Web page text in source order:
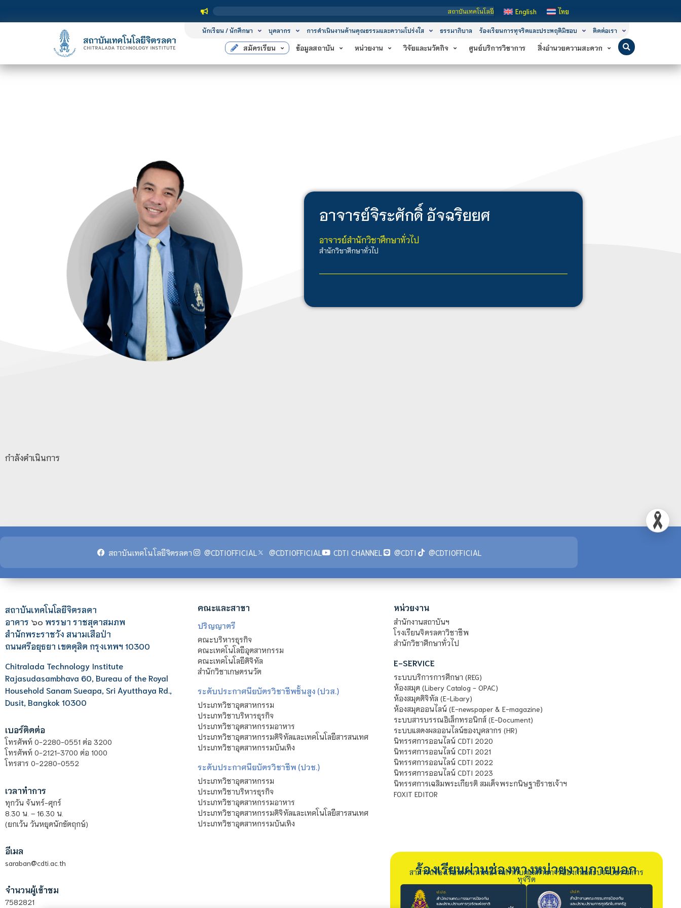
สถาบันเทคโนโลยีจิตรลดา เป็นสถาบันอุดมศึกษาในกำกับของรัฐ เปิดหลักสูตรการเรียนการส
English ไทย
นักเรียน / นักศึกษา บุคลากร การดำเนินงานด้านคุณธรรมและความโปร่งใส ธรรมาภิบาล ร้องเรียนการทุจริตและประพฤติมิชอบ ติดต่อเรา
สมัครเรียน ข้อมูลสถาบัน หน่วยงาน วิจัยและนวัตกิจ ศูนย์บริการวิชาการ สิ่งอำนวยความสะดวก
อาจารย์จิระศักดิ์ อัจฉริยยศ
อาจารย์สำนักวิชาศึกษาทั่วไป
สำนักวิชาศึกษาทั่วไป
กำลังดำเนินการ
สถาบันเทคโนโลยีจิตรลดา @CDTIOFFICIAL @CDTIOFFICIAL CDTI CHANNEL @CDTI @CDTIOFFICIAL
สถาบันเทคโนโลยีจิตรลดา
อาคาร ๖๐ พรรษา ราชสุดาสมภพ
สำนักพระราชวัง สนามเสือป่า
ถนนศรีอยุธยา เขตดุสิต กรุงเทพฯ 10300
Chitralada Technology Institute
Rajasudasambhava 60, Bureau of the Royal
Household Sanam Sueapa, Sri Ayutthaya Rd.,
Dusit, Bangkok 10300
เบอร์ติดต่อ
โทรศัพท์ 0-2280-0551 ต่อ 3200
โทรศัพท์ 0-2121-3700 ต่อ 1000
โทรสาร 0-2280-0552
เวลาทำการ
ทุกวัน จันทร์-ศุกร์
8.30 น. – 16.30 น.
(ยกเว้น วันหยุดนักขัตฤกษ์)
อีเมล
saraban@cdti.ac.th
จำนวนผู้เข้าชม
7582821
คณะและสาขา
ปริญญาตรี
คณะบริหารธุรกิจ
คณะเทคโนโลยีอุตสาหกรรม
คณะเทคโนโลยีดิจิทัล
สำนักวิชาเกษตรนวัต
ระดับประกาศนียบัตรวิชาชีพชั้นสูง (ปวส.)
ประเภทวิชาอุตสาหกรรม
ประเภทวิชาบริหารธุรกิจ
ประเภทวิชาอุตสาหกรรมอาหาร
ประเภทวิชาอุตสาหกรรมดิจิทัลและเทคโนโลยีสารสนเทศ
ประเภทวิชาอุตสาหกรรมบันเทิง
ระดับประกาศนียบัตรวิชาชีพ (ปวช.)
ประเภทวิชาอุตสาหกรรม
ประเภทวิชาบริหารธุรกิจ
ประเภทวิชาอุตสาหกรรมอาหาร
ประเภทวิชาอุตสาหกรรมดิจิทัลและเทคโนโลยีสารสนเทศ
ประเภทวิชาอุตสาหกรรมบันเทิง
หน่วยงาน
สำนักงานสถาบันฯ
โรงเรียนจิตรลดาวิชาชีพ
สำนักวิชาศึกษาทั่วไป
E-SERVICE
ระบบบริการการศึกษา (REG)
ห้องสมุด (Libery Catalog - OPAC)
ห้องสมุดดิจิทัล (E-Libary)
ห้องสมุดออนไลน์ (E-newspaper & E-magazine)
ระบบสารบรรณอิเล็กทรอนิกส์ (E-Document)
ระบบแสดงผลออนไลน์ของบุคลากร (HR)
นิทรรศการออนไลน์ CDTI 2020
นิทรรศการออนไลน์ CDTI 2021
นิทรรศการออนไลน์ CDTI 2022
นิทรรศการออนไลน์ CDTI 2023
นิทรรศการเฉลิมพระเกียรติ สมเด็จพระกนิษฐาธิราชเจ้าฯ
FOXIT EDITOR
ร้องเรียนผ่านช่องทางหน่วยงานภายนอก
สามารถร้องเรียนผ่านหน่วยงานกำกับดูแลด้านการป้องกันและปราบปรามการ
ทุจริต